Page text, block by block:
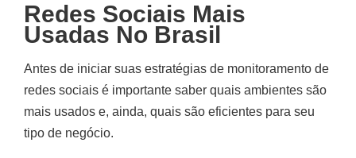
Redes Sociais Mais
Usadas No Brasil
Antes de iniciar suas estratégias de monitoramento de
redes sociais é importante saber quais ambientes são
mais usados e, ainda, quais são eficientes para seu
tipo de negócio.